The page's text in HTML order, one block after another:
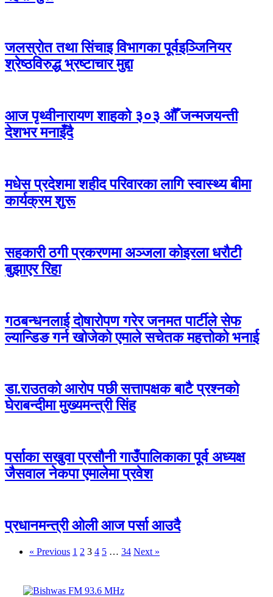
जलस्रोत तथा सिंचाइ विभागका पूर्वइञ्जिनियर
श्रेष्ठविरुद्ध भ्रष्टाचार मुद्दा
आज पृथ्वीनारायण शाहको ३०३ औँ जन्मजयन्ती
देशभर मनाइँदै
मधेस प्रदेशमा शहीद परिवारका लागि स्वास्थ्य बीमा
कार्यक्रम शुरू
सहकारी ठगी प्रकरणमा अञ्जला कोइरला धरौटी
बुझाएर रिहा
गठबन्धनलाई दोषारोपण गरेर जनमत पार्टीले सेफ
ल्यान्डिङ गर्न खोजेको एमाले सचेतक महत्तोको भनाई
डा.राउतको आरोप पछी सत्तापक्षक बाटै प्रश्नको
घेराबन्दीमा मुख्यमन्त्री सिंह
पर्साका सखुवा प्रसौनी गाउँपालिकाका पूर्व अध्यक्ष
जैसवाल नेकपा एमालेमा प्रवेश
प्रधानमन्त्री ओली आज पर्सा आउदै
« Previous 1 2 3 4 5 … 34 Next »